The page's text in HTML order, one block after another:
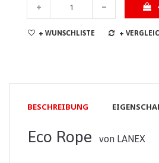
+ WUNSCHLISTE +
BESCHREIBUNG
Eco Rope von LANEX